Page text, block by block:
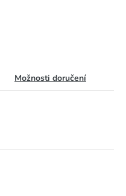
Možnosti doručení